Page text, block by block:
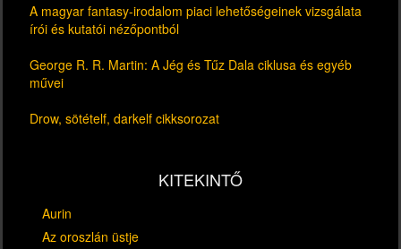
A magyar fantasy-irodalom piaci lehetőségeinek vizsgálata
írói és kutatói nézőpontból
George R. R. Martin: A Jég és Tűz Dala ciklusa és egyéb
művei
Drow, sötételf, darkelf cikksorozat
KITEKINTŐ
Aurin
Az oroszlán üstje